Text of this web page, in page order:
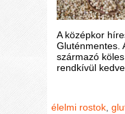
A középkor
Gluténmentes.
származó
rendkívül
élelmi rostok,